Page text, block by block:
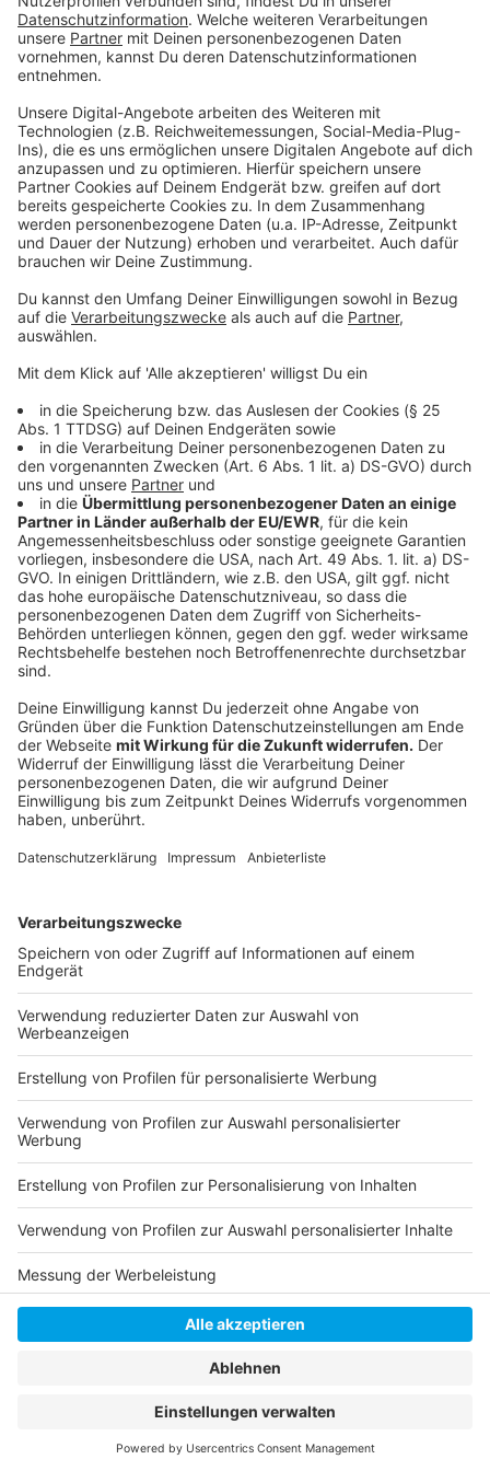
Anzeige
Regelmäßige Übungen für den Ernstfall in
Düsseldorf
Anzeige
Feuerwehr und Rheinbahn trainieren diesen Ernstfall
Pempelforter Straße, damit möglichst viele
verschiedene Einsatzkräfte beteiligt sind. Die
Feuerwehr übt in der Regel einmal jährlich einen
das Bekämpfen eines Brandes an der Reihe.
Anzeige
Weitere Infos und Links zum Thema:
Anzeige
So haben wir gestern vorab berichtet
Auch am Flughafen werden regelmäßig Ernstfälle
trainiert
Ferienfahrplan bei der Rheinbahn
Anzeige
Folge uns für mehr News & Updates:
Anzeige
Livestream|
Anzeige
Anzeige